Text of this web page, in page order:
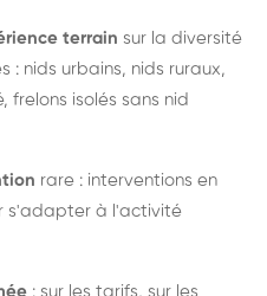
terrain sur la diversité
: nids urbains, nids ruraux,
frelons isolés sans nid
rare : interventions en
s'adapter à l'activité
: sur les tarifs, sur les